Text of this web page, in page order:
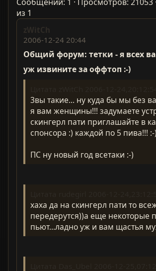
из 1
zWitCh
2006-12-24 20:44
Общий форум: тетки - я всех
уж извините за оффтоп :-)
3вы такие... ну куда бы мы без
я вам женщины!!! задумаете
скингерл пати приглашайте в
спонсора :) каждой по 5 пива!!! :-)
ПС ну новый год всетаки :-)
хаха да на скингерл пати то
передерутся))а еще некоторые
пьют...ладно уж и вам щастья